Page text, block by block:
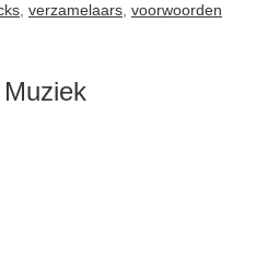
verzamelaars voorwoorden